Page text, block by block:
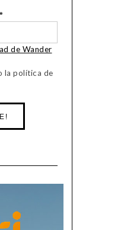
*
de Wander
la política de